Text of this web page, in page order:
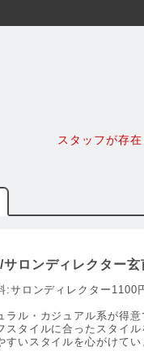
スタッフが存
サロンディレクター
:サロンディレクター1100
ラル・カジュアル系が得
スタイルに合ったスタイ
すいスタイルを心がけて